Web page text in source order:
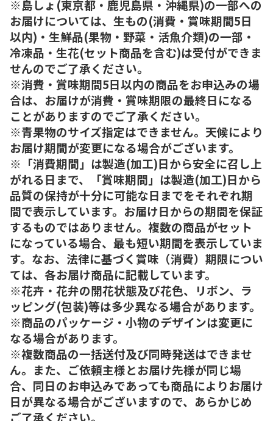
※島しょ(東京都・鹿児島県・沖縄県)の一部への
お届けについては、生もの(消費・賞味期間5日
以内)・生鮮品(果物・野菜・活魚介類)の一部・
冷凍品・生花(セット商品を含む)は受付ができま
せんのでご了承ください。
※消費・賞味期間5日以内の商品をお申込みの場
合は、お届けが消費・賞味期限の最終日になる
ことがありますのでご了承ください。
※青果物のサイズ指定はできません。天候により
お届け期間が変更になる場合がございます。
※「消費期間」は製造(加工)日から安全に召し上
がれる日まで、「賞味期間」は製造(加工)日から
品質の保持が十分に可能な日までをそれぞれ期
間で表示しています。お届け日からの期間を保証
するものではありません。複数の商品がセット
になっている場合、最も短い期間を表示していま
す。なお、法律に基づく賞味（消費）期限につい
ては、各お届け商品に記載しています。
※花卉・花弁の開花状態及び花色、リボン、ラ
ッピング(包装)等は多少異なる場合があります。
※商品のパッケージ・小物のデザインは変更に
なる場合があります。
※複数商品の一括送付及び同時発送はできませ
ん。また、ご依頼主様とお届け先様が同じ場
合、同日のお申込みであっても商品によりお届け
日が異なる場合がございますので、あらかじめ
ご了承ください。